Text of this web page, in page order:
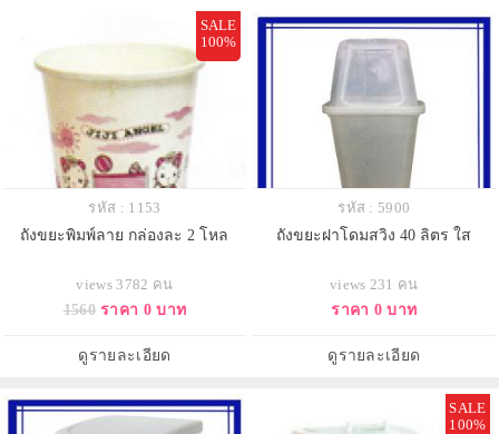
SALE
100%
รหัส : 1153
ถังขยะพิมพ์ลาย กล่องละ 2 โหล
views 3782 คน
1560 ราคา 0 บาท
ดูรายละเอียด
รหัส : 5900
ถังขยะฝาโดมสวิง 40 ลิตร ใส
views 231 คน
ราคา 0 บาท
ดูรายละเอียด
SALE
100%